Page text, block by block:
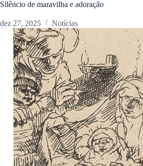
Silêncio de maravilha e adoração
dez 27, 2025 Notícias